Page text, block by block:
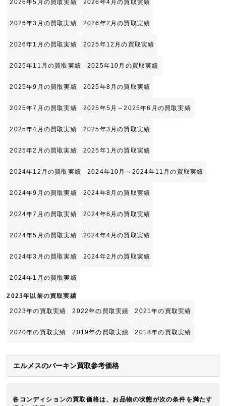
2026年5月の買取実績 2026年4月の買取実績
2026年3月の買取実績 2026年2月の買取実績
2026年1月の買取実績 2025年12月の買取実績
2025年11月の買取実績 2025年10月の買取実績
2025年9月の買取実績 2025年8月の買取実績
2025年7月の買取実績 2025年5月～2025年6月の買取実績
2025年4月の買取実績 2025年3月の買取実績
2025年2月の買取実績 2025年1月の買取実績
2024年12月の買取実績 2024年10月～2024年11月の買取実績
2024年9月の買取実績 2024年8月の買取実績
2024年7月の買取実績 2024年6月の買取実績
2024年5月の買取実績 2024年4月の買取実績
2024年3月の買取実績 2024年2月の買取実績
2024年1月の買取実績
2023年以前の買取実績
2023年の買取実績 2022年の買取実績 2021年の買取実績
2020年の買取実績 2019年の買取実績 2018年の買取実績
エルメスのバーキン買取参考価格
各コンディションの買取価格は、お品物の状態が次の条件を満たす